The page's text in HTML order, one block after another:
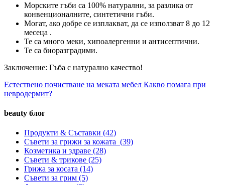
Морските гъби са 100% натурални, за разлика от
конвенционалните, синтетични гъби.
Могат, ако добре се изплакват, да се използват 8 до 12
месеца .
Те са много меки, хипоалергенни и антисептични.
Те са биоразградими.
Заключение: Гъба с натурално качество!
Естествено почистване на меката мебел Какво помага при
невродермит?
beauty блог
Продукти & Съставки (42)
Съвети за грижи за кожата (39)
Козметика и здраве (28)
Съвети & трикове (25)
Грижа за косата (14)
Съвети за грим (5)